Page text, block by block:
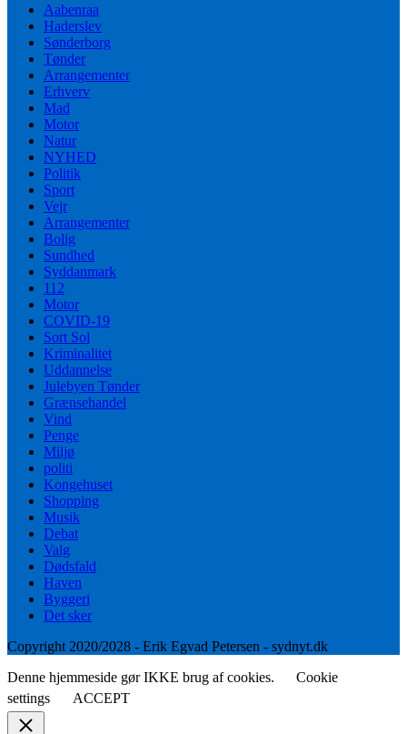
Aabenraa
Haderslev
Sønderborg
Tønder
Arrangementer
Erhverv
Mad
Motor
Natur
NYHED
Politik
Sport
Vejr
Arrangementer
Bolig
Sundhed
Syddanmark
112
Motor
COVID-19
Sort Sol
Kriminalitet
Uddannelse
Julebyen Tønder
Grænsehandel
Vind
Penge
Miljø
politi
Kongehuset
Shopping
Musik
Debat
Valg
Dødsfald
Haven
Byggeri
Det sker
Copyright 2020/2028 - Erik Egvad Petersen - sydnyt.dk
Denne hjemmeside gør IKKE brug af cookies.
Cookie
settings
ACCEPT